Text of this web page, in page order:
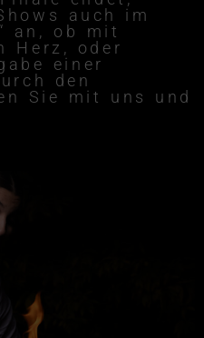
auch im
an, ob mit
Herz, oder
einer
den
Sie mit uns und